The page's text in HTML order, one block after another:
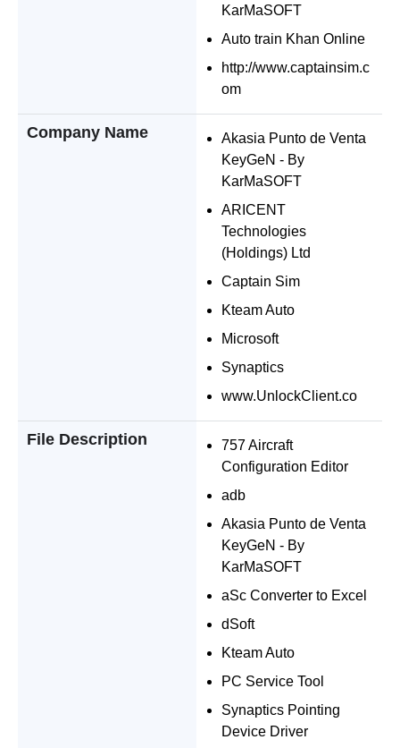
KarMaSOFT
Auto train Khan Online
http://www.captainsim.c
om
Company Name
Akasia Punto de Venta
KeyGeN - By
KarMaSOFT
ARICENT
Technologies
(Holdings) Ltd
Captain Sim
Kteam Auto
Microsoft
Synaptics
www.UnlockClient.co
File Description
757 Aircraft
Configuration Editor
adb
Akasia Punto de Venta
KeyGeN - By
KarMaSOFT
aSc Converter to Excel
dSoft
Kteam Auto
PC Service Tool
Synaptics Pointing
Device Driver